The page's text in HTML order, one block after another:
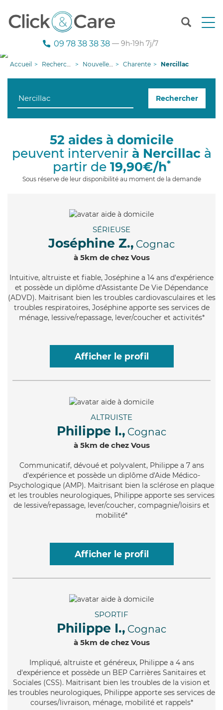
T
n
g
i
09 78 38 38 38 — 9h-19h 7j/7
Accueil Recherche aide à domicile Nouvelle-Aquitaine Charente Nercillac
Rechercher
52 aides à domicile
peuvent intervenir à Nercillacà
partir de 19,90€/h*
Sous réserve de leur disponibilité au moment de la demande
SÉRIEUSE
Joséphine Z., Cognac
à 5km de chez Vous
Intuitive, altruiste et fiable, Joséphine a 14 ans d'expérience
et possède un diplôme d'Assistante De Vie Dépendance
(ADVD). Maitrisant bien les troubles cardiovasculaires et les
troubles respiratoires, Joséphine apporte ses services de
ménage, lessive/repassage, lever/coucher et activités*
Afficher le profil
ALTRUISTE
Philippe I., Cognac
à 5km de chez Vous
Communicatif, dévoué et polyvalent, Philippe a 7 ans
d'expérience et possède un diplôme d'Aide Médico-
Psychologique (AMP). Maitrisant bien la sclérose en plaque
et les troubles neurologiques, Philippe apporte ses services
de lessive/repassage, lever/coucher, compagnie/loisirs et
mobilité*
Afficher le profil
SPORTIF
Philippe I., Cognac
à 5km de chez Vous
Impliqué, altruiste et généreux, Philippe a 4 ans
d'expérience et possède un BEP Carrières Sanitaires et
Sociales (CSS). Maitrisant bien les troubles de la vision et
les troubles neurologiques, Philippe apporte ses services de
courses/livraison, ménage, mobilité et rappels*